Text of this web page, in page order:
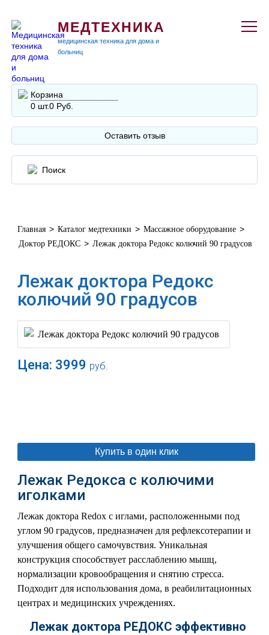
МЕДТЕХНИКА
медицинская техника для дома и
больниц
Корзина
0 шт.0 Руб.
Оставить отзыв
Главная > Каталог медтехники > Массажное оборудование >
Доктор РЕДОКС > Лежак доктора Редокс колючий 90 градусов
Лежак доктора Редокс
колючий 90 градусов
Цена: 3999 руб.
Купить в один клик
Лежак Редокса с колючими
иголками
Лежак доктора Redox с иглами, расположенными под
углом 90 градусов, предназначен для рефлексотерапии и
улучшения общего самочувствия. Уникальная
конструкция способствует расслаблению мышц,
нормализации кровообращения и снятию стресса.
Подходит для использования дома, в реабилитационных
центрах и медицинских учреждениях.
Лежак доктора РЕДОКС эффективно